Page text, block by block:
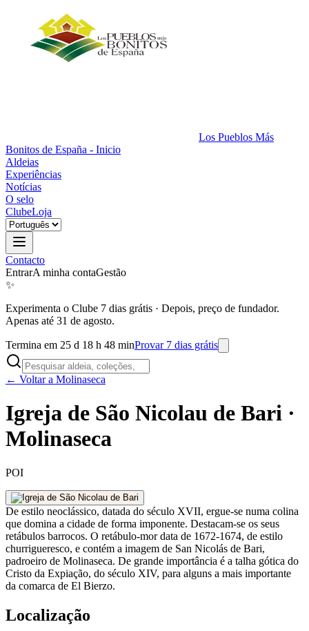
Los Pueblos Más
Bonitos de España - Inicio
Aldeias
Experiências
Notícias
O selo
ClubeLoja
Contacto
EntrarA minha contaGestão
✨
Experimenta o Clube 7 dias grátis · Depois, preço de fundador.
Apenas até 31 de agosto.
Termina em 25 d 18 h 48 minProvar 7 dias grátis
← Voltar a Molinaseca
Igreja de São Nicolau de Bari ·
Molinaseca
POI
De estilo neoclássico, datada do século XVII, ergue-se numa colina
que domina a cidade de forma imponente. Destacam-se os seus
retábulos barrocos. O retábulo-mor data de 1672-1674, de estilo
churrigueresco, e contém a imagem de San Nicolás de Bari,
padroeiro de Molinaseca. De grande importância é a talha gótica do
Cristo da Expiação, do século XIV, para alguns a mais importante
da comarca de El Bierzo.
Localização